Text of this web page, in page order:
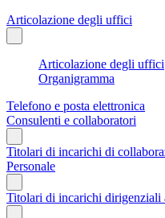
Articolazione degli uffici
Articolazione degli uffici
Organigramma
Telefono e posta elettronica
Consulenti e collaboratori
Titolari di incarichi di
Personale
Titolari di incarichi dirigenziali